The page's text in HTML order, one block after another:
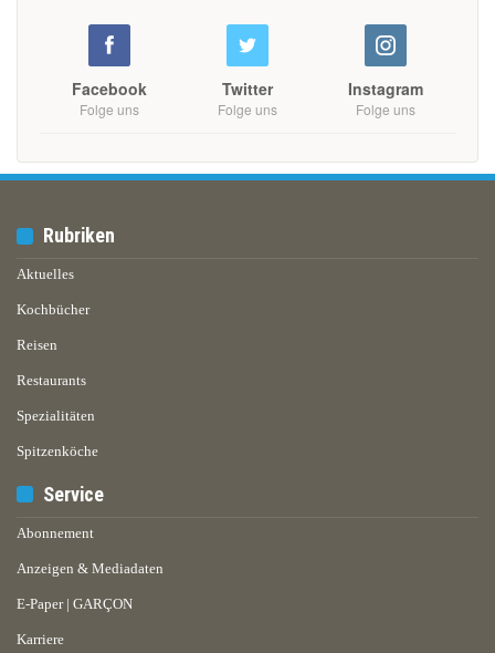
Facebook
Folge uns
Twitter
Folge uns
Instagram
Folge uns
Rubriken
Aktuelles
Kochbücher
Reisen
Restaurants
Spezialitäten
Spitzenköche
Service
Abonnement
Anzeigen & Mediadaten
E-Paper | GARÇON
Karriere